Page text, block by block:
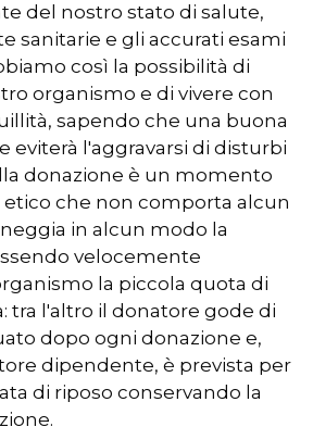
del nostro stato di salute,
sanitarie e gli accurati esami
così la possibilità di
organismo e di vivere con
sapendo che una buona
eviterà l'aggravarsi di disturbi
donazione è un momento
etico che non comporta alcun
in alcun modo la
velocemente
la piccola quota di
tra l'altro il donatore gode di
dopo ogni donazione e,
dipendente, è prevista per
di riposo conservando la